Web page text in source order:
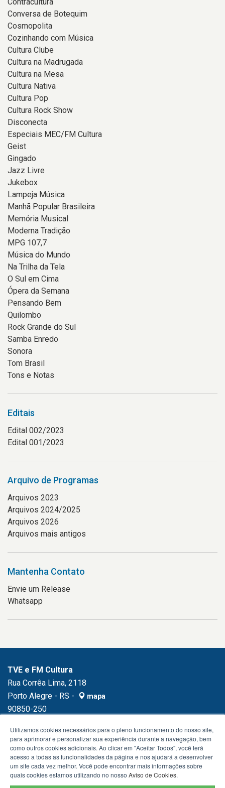
Conversa de Botequim
Cosmopolita
Cozinhando com Música
Cultura Clube
Cultura na Madrugada
Cultura na Mesa
Cultura Nativa
Cultura Pop
Cultura Rock Show
Disconecta
Especiais MEC/FM Cultura
Geist
Gingado
Jazz Livre
Jukebox
Lampeja Música
Manhã Popular Brasileira
Memória Musical
Moderna Tradição
MPG 107,7
Música do Mundo
Na Trilha da Tela
O Sul em Cima
Ópera da Semana
Pensando Bem
Quilombo
Rock Grande do Sul
Samba Enredo
Sonora
Tom Brasil
Tons e Notas
Editais
Edital 002/2023
Edital 001/2023
Arquivo de Programas
Arquivos 2023
Arquivos 2024/2025
Arquivos 2026
Arquivos mais antigos
Mantenha Contato
Envie um Release
Whatsapp
TVE e FM Cultura
Rua Corrêa Lima, 2118
Porto Alegre - RS -
mapa
90850-250
Utilizamos cookies necessários para o pleno funcionamento do nosso site,
para aprimorar e personalizar sua experiência durante a navegação, bem
como outros cookies adicionais. Ao clicar em "Aceitar Todos", você terá
acesso a todas as funcionalidades da página e nos ajudará a desenvolver
um site cada vez melhor. Você pode encontrar mais informações sobre
quais cookies estamos utilizando no nosso Aviso de Cookies.